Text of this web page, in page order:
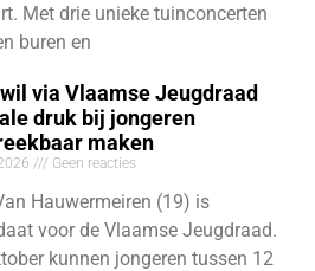
Met drie unieke tuinconcerten
buren en
via Vlaamse Jeugdraad
druk bij jongeren
maken
Geen reacties
Hauwermeiren (19) is
voor de Vlaamse Jeugdraad.
kunnen jongeren tussen 12